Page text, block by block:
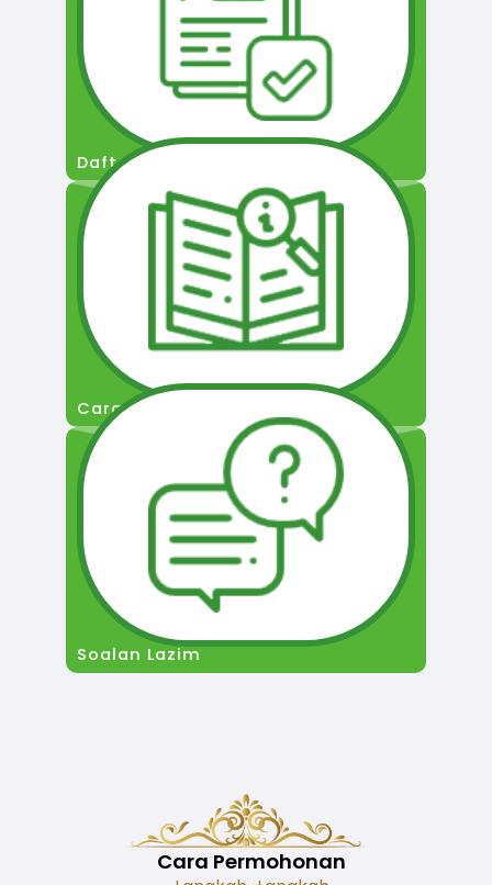
Daftar Pengguna
Cara Permohonan
Soalan Lazim
Cara Permohonan